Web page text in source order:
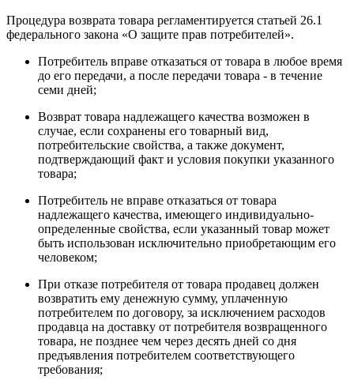
Процедура возврата товара регламентируется статьей 26.1
федерального закона «О защите прав потребителей».
Потребитель вправе отказаться от товара в любое время
до его передачи, а после передачи товара - в течение
семи дней;
Возврат товара надлежащего качества возможен в
случае, если сохранены его товарный вид,
потребительские свойства, а также документ,
подтверждающий факт и условия покупки указанного
товара;
Потребитель не вправе отказаться от товара
надлежащего качества, имеющего индивидуально-
определенные свойства, если указанный товар может
быть использован исключительно приобретающим его
человеком;
При отказе потребителя от товара продавец должен
возвратить ему денежную сумму, уплаченную
потребителем по договору, за исключением расходов
продавца на доставку от потребителя возвращенного
товара, не позднее чем через десять дней со дня
предъявления потребителем соответствующего
требования;